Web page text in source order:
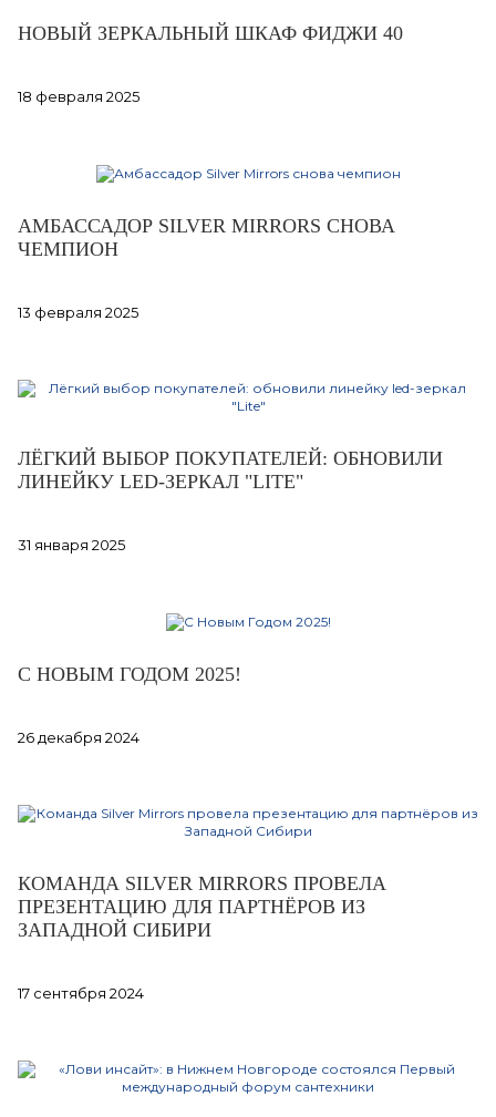
НОВЫЙ ЗЕРКАЛЬНЫЙ ШКАФ ФИДЖИ 40
18 февраля 2025
АМБАССАДОР SILVER MIRRORS СНОВА
ЧЕМПИОН
13 февраля 2025
ЛЁГКИЙ ВЫБОР ПОКУПАТЕЛЕЙ: ОБНОВИЛИ
ЛИНЕЙКУ LED-ЗЕРКАЛ "LITE"
31 января 2025
С НОВЫМ ГОДОМ 2025!
26 декабря 2024
КОМАНДА SILVER MIRRORS ПРОВЕЛА
ПРЕЗЕНТАЦИЮ ДЛЯ ПАРТНЁРОВ ИЗ
ЗАПАДНОЙ СИБИРИ
17 сентября 2024